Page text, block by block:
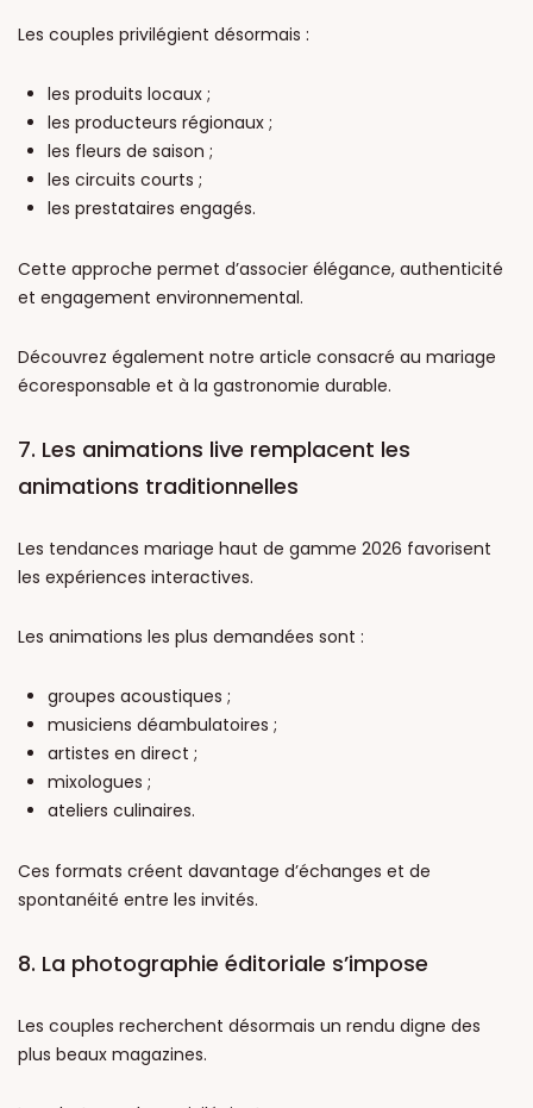
Les couples privilégient désormais :
les produits locaux ;
les producteurs régionaux ;
les fleurs de saison ;
les circuits courts ;
les prestataires engagés.
Cette approche permet d’associer élégance, authenticité
et engagement environnemental.
Découvrez également notre article consacré au mariage
écoresponsable et à la gastronomie durable.
7. Les animations live remplacent les
animations traditionnelles
Les tendances mariage haut de gamme 2026 favorisent
les expériences interactives.
Les animations les plus demandées sont :
groupes acoustiques ;
musiciens déambulatoires ;
artistes en direct ;
mixologues ;
ateliers culinaires.
Ces formats créent davantage d’échanges et de
spontanéité entre les invités.
8. La photographie éditoriale s’impose
Les couples recherchent désormais un rendu digne des
plus beaux magazines.